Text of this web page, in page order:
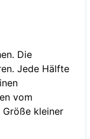
Die
Jede Hälfte
vom
Größe kleiner